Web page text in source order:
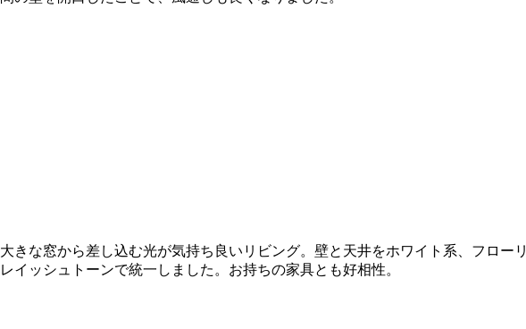
大きな窓から差し込む光が気持ち良いリビング。壁と天井をホワイト系、フロー
レイッシュトーンで統一しました。お持ちの家具とも好相性。